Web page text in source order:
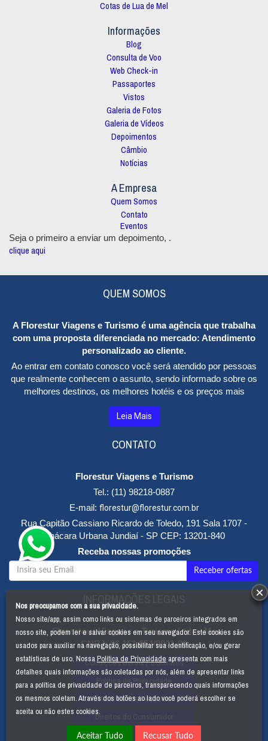
Cotas de Lua de Mel
Informações
Blog
Consulta de Voo
Web Check-in
Passaportes
Vistos
Galeria de Fotos
Galeria de Vídeos
Depoimentos
Câmbio
Notícias
A Empresa
Quem Somos
Contato
Eventos
Seja o primeiro a enviar um depoimento,
clique aqui
.
QUEM SOMOS
A Florestur Viagens e Turismo é uma agência que trabalha
com uma proposta diferenciada no mercado: Atendimento
personalizado ao cliente.
Ao entrar em contato conosco você será atendido por pessoas
que realmente conhecem o assunto, sendo informado sobre os
melhores destinos, os melhores hotéis e os preços mais
baixos, além de locais para diversão e entretenimento. Tudo de
acordo com o seu gosto e o seu bolso.
totalmente qualificados na área, além de uma estrutura
desfrute da satisfação de viajar em sua plenitude.
Entre os serviços oferecidos pelaFlorestur Viagens e
Turismopodemos destacar:
Sistema "on line" de reservas e emissões de passagens aéreas
nacionais e internacionais com todas as companhias aéreas.
Sistema de emissão de bilhete eletrônico ("e-ticket") com todas as
companhias aéreas que dispõe dessa modalidade de serviços.
Sistema de reservas e informações de hotéis no Brasil e exterior
Aluguel de veículos no Brasil e exterior
Serviços de traslados aeroporto/hotel/aeroporto, "city tour" e
passeios específicos de interesse.
Preparação de pacotes de viagens nacionais e internacionais,
individuais, para famílias, grupos de pessoas e empresas em geral.
Leia Mais
CONTATO
Florestur Viagens e Turismo
Tel.: (11) 98218-0887
E-mail: florestur@florestur.com.br
Rua Capitão Cassiano Ricardo de Toledo, 191 Sala 1707 -
Chácara Urbana Jundiaí - SP CEP: 13201-840
Receba nossas promoções
INFORMAÇÕES LEGAIS
Florestour Viagens e Turismo Ltda - Me
CNPJ:06.151.654/0001-00
Condições Gerais / Contratos
Política de Privacidade
Meus Dados Pessoais
Direitos do Consumidor
Nos preocupamos com a sua privacidade.
Nosso site/app, assim como links ou sistemas de parceiros integrados em
nosso site, podem ler e salvar cookies em seu navegador. Este cookies são
usados para auxiliar na navegação, possibilitar sua identificação, e/ou gerar
estatísticas de uso. NossaPolítica de Privacidadeapresenta com mais
detalhes quais informações são coletadas por nós, além de apresentar links
para a política de privacidade de parceiros, transparecendo quais informações
os mesmos coletam. Através dos botões ao lado você poderá escolher se
aceita ou não estes cookies.
Aceitar Tudo Recusar Tudo
×